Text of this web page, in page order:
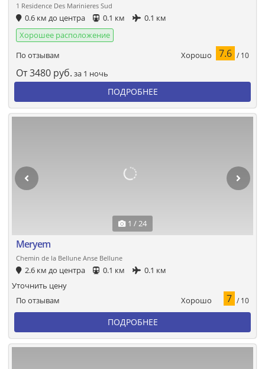
1 Residence Des Marinieres Sud
0.6 км до центра 0.1 км
0.1 км
Хорошее расположение
По отзывам
Хорошо 7.6 / 10
От3480 руб. за 1 ночь
ПОДРОБНЕЕ
1 / 24
Meryem
Chemin de la Bellune Anse Bellune
2.6 км до центра 0.1 км 0.1 км
По отзывам Хорошо 7 / 10
Уточнить цену
ПОДРОБНЕЕ